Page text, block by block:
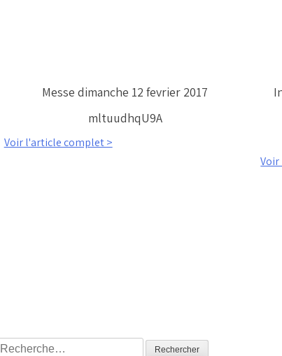
Messe dimanche 12 fevrier 2017
mltuudhqU9A
Voir l'article complet >
Rechercher :